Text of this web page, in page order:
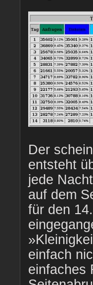
Der
entsteht
jede
auf dem
für den
einfach
einfaches